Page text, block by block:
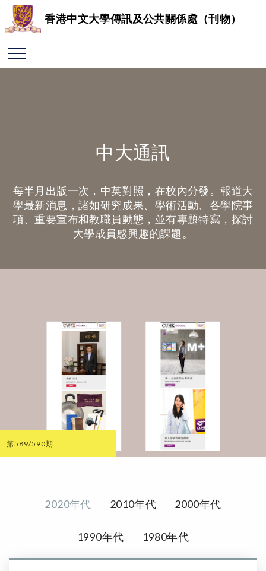
香港中文大學傳訊及公共關係處（刊物）
中大通訊
每半月出版一次，中英對照，在校內分發。報道大
學最新消息，諸如研究成果、學術活動、各學院事
項、重要宣布和教職員動態，並有專題特寫，探討
大學成員感興趣的課題。
第589/590期
2020年代 2010年代 2000年代
1990年代 1980年代